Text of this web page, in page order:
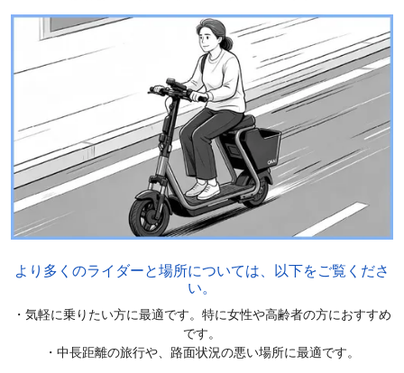
より多くのライダーと場所については、以下をご覧くださ
い。
・気軽に乗りたい方に最適です。特に女性や高齢者の方におすすめ
です。
・中長距離の旅行や、路面状況の悪い場所に最適です。